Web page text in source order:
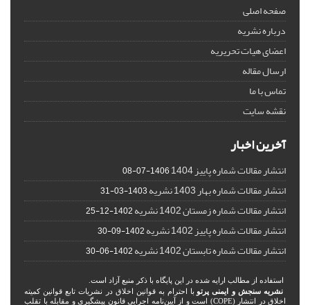
صفحه اصلی
درباره نشریه
اعضای هیات تحریریه
ارسال مقاله
تماس با ما
نقشه سایت
آخرین اخبار
انتشار مقالات شماره پاییز 1404 1406-07-08
انتشار مقالات شماره بهار 1403 نشریه 1403-03-31
انتشار مقالات شماره زمستان 1402 نشریه 1402-12-25
انتشار مقالات شماره پاییز 1402 نشریه 1402-09-30
انتشار مقالات شماره تابستان 1402 نشریه 1402-06-30
استفاده از مطالب ارایه شده در این پایگاه با ذکر منبع آزاد است.
نشریه سنجش و ایمنی پرتو با احترام به قوانین اخلاق در نشریات تابع قوانین کمیته
اخلاق در انتشار (COPE) است و از آیین‌نامه اجرایی قانون پیشگیری و مقابله با تقلب